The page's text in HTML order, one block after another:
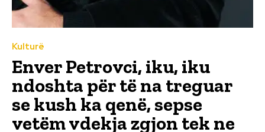
Kulturë
Enver Petrovci, iku, iku
ndoshta për të na treguar
se kush ka qenë, sepse
vetëm vdekja zgjon tek ne